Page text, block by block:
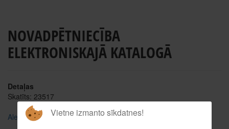
NOVADPĒTNIECĪBA
ELEKTRONISKAJĀ KATALOGĀ
Detaļas
Skatīts: 23517
Aleksejevs, AleksandrsVietne izmanto sīkdatnes!